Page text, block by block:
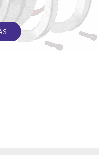
Caterpillar
1401185